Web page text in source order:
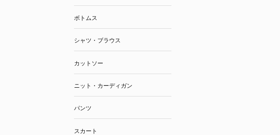
ボトムス
シャツ・ブラウス
カットソー
ニット・カーディガン
パンツ
スカート